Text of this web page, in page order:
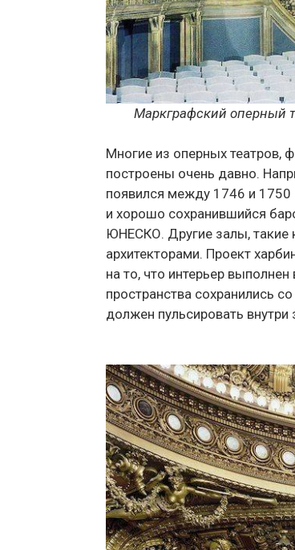
Маркграфский оперный
Многие из оперных театров,
построены очень давно.
появился между 1746 и 1750
и хорошо сохранившийся
ЮНЕСКО. Другие залы, такие
архитекторами. Проект
на то, что интерьер
пространства сохранились
должен пульсировать внутри